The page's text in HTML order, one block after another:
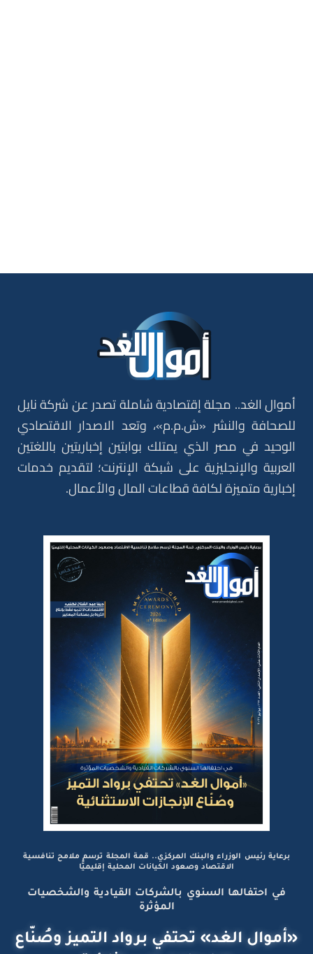
أموال الغد.. مجلة إقتصادية شاملة تصدر عن شركة نايل
للصحافة والنشر «ش.م.م»، وتعد الاصدار الاقتصادي
الوحيد في مصر الذي يمتلك بوابتين إخباريتين باللغتين
العربية والإنجليزية على شبكة الإنترنت؛ لتقديم خدمات
إخبارية متميزة لكافة قطاعات المال والأعمال.
برعاية رئيس الوزراء والبنك المركزي.. قمة المجلة ترسم ملامح تنافسية
الاقتصاد وصعود الكيانات المحلية إقليميًّا
في احتفالها السنوي بالشركات القيادية والشخصيات
المؤثرة
«أموال الغد» تحتفي برواد التميز وصُنّاع